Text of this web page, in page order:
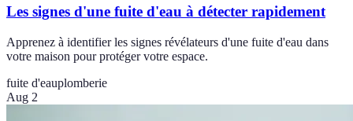
Les signes d'une fuite d'eau à détecter rapidement
Apprenez à identifier les signes révélateurs d'une fuite d'eau dans
votre maison pour protéger votre espace.
fuite d'eauplomberie
Aug 2